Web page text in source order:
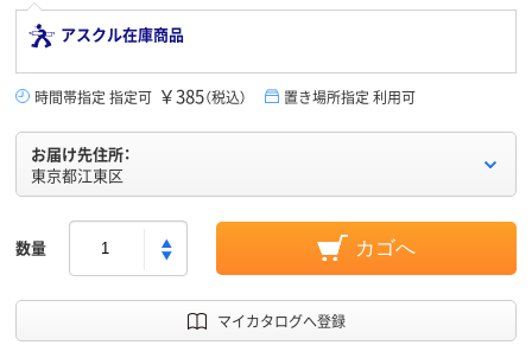
アスクル在庫商品
時間帯指定 指定可 ￥385（税込） 置き場所指定 利用可
お届け先住所：
東京都江東区
数量 カゴへ
マイカタログへ登録